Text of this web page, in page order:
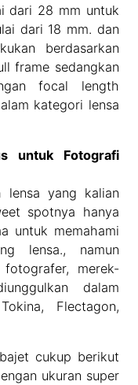
dari 28 mm untuk
dari 18 mm. dan
berdasarkan
frame sedangkan
focal length
kategori lensa
untuk Fotografi
lensa yang kalian
spotnya hanya
untuk memahami
lensa., namun
merek-
dalam
Flectagon,
cukup berikut
ukuran super